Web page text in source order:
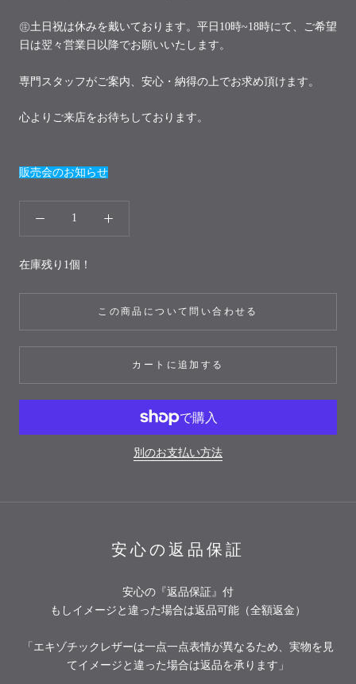
㊟土日祝は休みを戴いております。平日10時~18時にて、ご希望
日は翌々営業日以降でお願いいたします。
専門スタッフがご案内、安心・納得の上でお求め頂けます。
心よりご来店をお待ちしております。
販売会のお知らせ
在庫残り1個！
この商品について問い合わせる
カートに追加する
別のお支払い方法
安心の返品保証
安心の『返品保証』付
もしイメージと違った場合は返品可能（全額返金）
「エキゾチックレザーは一点一点表情が異なるため、実物を見
てイメージと違った場合は返品を承ります」